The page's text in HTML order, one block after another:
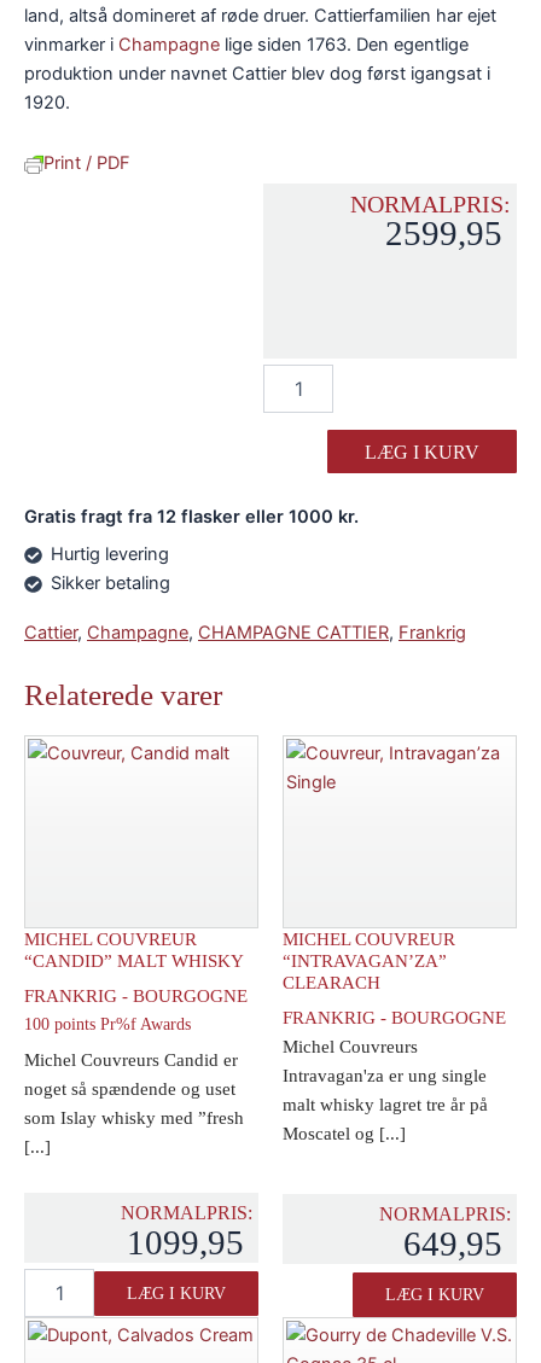
land, altså domineret af røde druer. Cattierfamilien har ejet
vinmarker i Champagne lige siden 1763. Den egentlige
produktion under navnet Cattier blev dog først igangsat i
1920.
Print / PDF
NORMALPRIS:
2599,95
Champagne
LÆG I KURV
Gratis fragt fra 12 flasker eller 1000 kr.
Hurtig levering
Sikker betaling
Cattier, Champagne, CHAMPAGNE CATTIER, Frankrig
Relaterede varer
MICHEL COUVREUR
“CANDID” MALT WHISKY
FRANKRIG - BOURGOGNE
100 points Pr%f Awards
Michel Couvreurs Candid er
noget så spændende og uset
som Islay whisky med ”fresh
[...]
NORMALPRIS:
1099,95
Couvreur
"Candid"
LÆG I KURV
MICHEL COUVREUR
“INTRAVAGAN’ZA”
CLEARACH
FRANKRIG - BOURGOGNE
Michel Couvreurs
Intravagan'za er ung single
malt whisky lagret tre år på
Moscatel og [...]
NORMALPRIS:
649,95
"Intravagan'za"
Clearach
LÆG I KURV